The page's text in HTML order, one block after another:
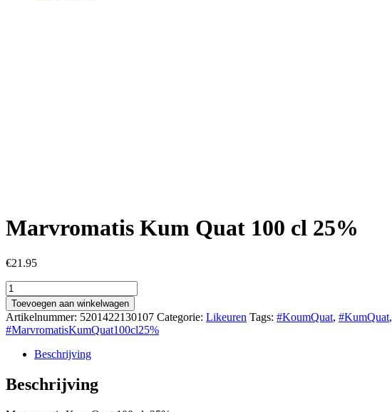
Marvromatis Kum Quat 100 cl 25%
€21.95
Marvromatis
Kum
Quat
100
cl
25%
Toevoegen aan winkelwagen
Artikelnummer: 5201422130107 Categorie: Likeuren Tags: #KoumQuat, #KumQuat,
#MarvromatisKumQuat100cl25%
Beschrijving
Beschrijving